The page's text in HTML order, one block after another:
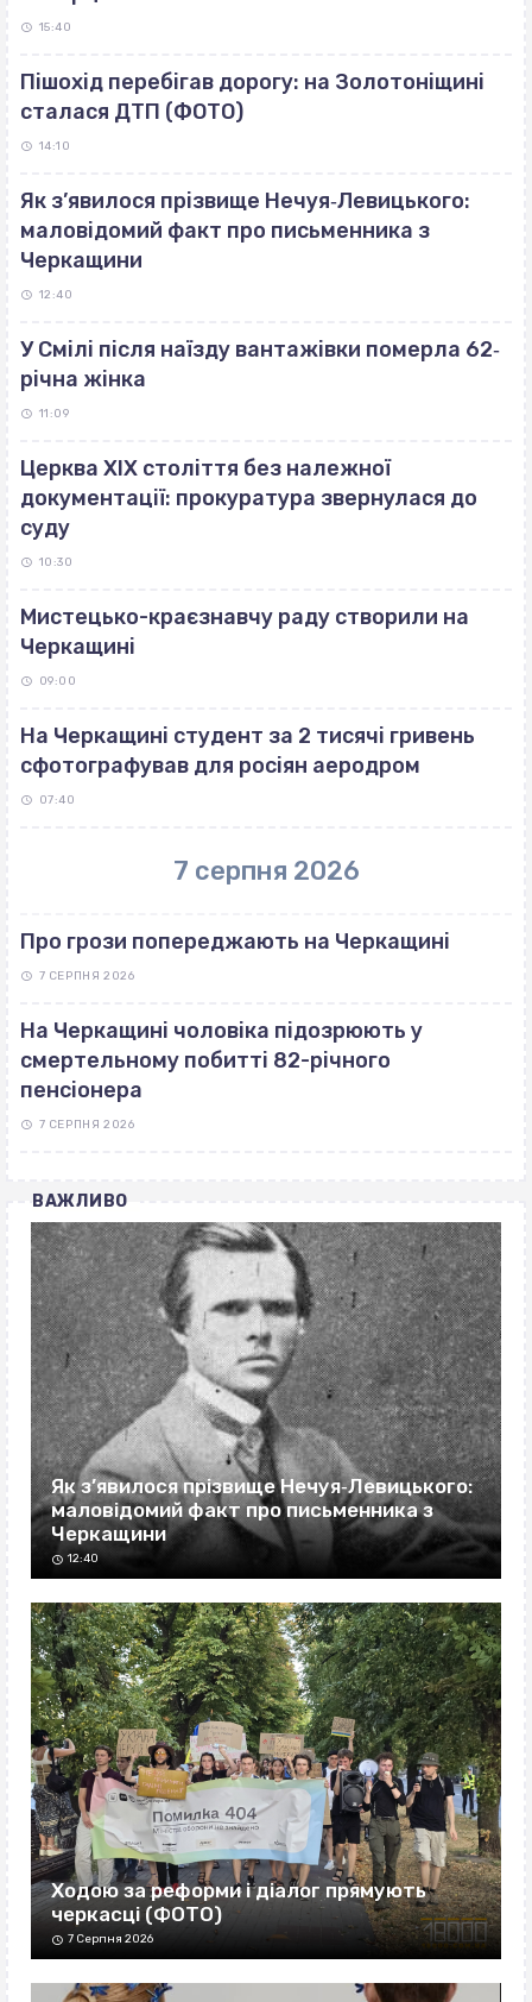
15:40
Пішохід перебігав дорогу: на Золотоніщині
сталася ДТП (ФОТО)
14:10
Як з’явилося прізвище Нечуя‐Левицького:
маловідомий факт про письменника з
Черкащини
12:40
У Смілі після наїзду вантажівки померла 62‐
річна жінка
11:09
Церква ХІХ століття без належної
документації: прокуратура звернулася до
суду
10:30
Мистецько-краєзнавчу раду створили на
Черкащині
09:00
На Черкащині студент за 2 тисячі гривень
сфотографував для росіян аеродром
07:40
7 серпня 2026
Про грози попереджають на Черкащині
7 СЕРПНЯ 2026
На Черкащині чоловіка підозрюють у
смертельному побитті 82-річного
пенсіонера
7 СЕРПНЯ 2026
ВАЖЛИВО
Як з’явилося прізвище Нечуя‐Левицького:
маловідомий факт про письменника з
Черкащини
12:40
Ходою за реформи і діалог прямують
черкасці (ФОТО)
7 Серпня 2026